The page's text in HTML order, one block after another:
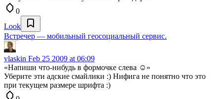
0
Look
Встречер — мобильный геосоциальный сервис.
vlaskin Feb 25 2009 at 06:09
«Напиши что-нибудь в формочке слева ☺»
Уберите эти адские смайлики :) Нифига не понятно что это
при текущем размере шрифта :)